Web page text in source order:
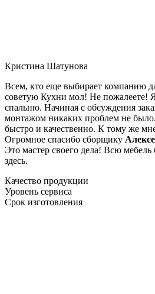
Кристина Шатунова
Всем, кто еще выбирает компанию
советую Кухни мол! Не пожалеете!
спальню. Начиная с обсуждения
монтажом никаких проблем не
быстро и качественно. К тому же
Огромное спасибо сборщику
Это мастер своего дела! Всю мебель
здесь.
Качество продукции
Уровень сервиса
Срок изготовления